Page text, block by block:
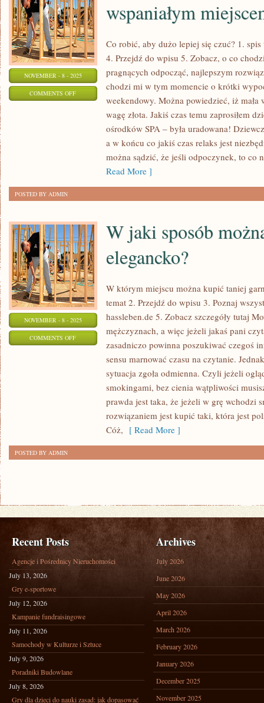
NOVEMBER - 8 - 2025
COMMENTS OFFON
wspaniałym
Co robić, aby dużo lepiej się czuć? 1.
4. Przejdź do wpisu 5. Zobacz, o co
pragnących odpocząć, najlepszym
chodzi mi w tym momencie o krótki
weekendowy. Można powiedzieć, iż mała
wagę złota. Jakiś czas temu zaprosiłem
ośrodków SPA – była uradowana!
a w końcu co jakiś czas relaks jest
można sądzić, że jeśli odpoczynek, to co
Read More ]
POSTED BY ADMIN
NOVEMBER - 8 - 2025
COMMENTS OFFON
ELEGANCKO?
W jaki sposób
elegancko?
W którym miejscu można kupić taniej
temat 2. Przejdź do wpisu 3. Poznaj
hassleben.de 5. Zobacz szczegóły tutaj
mężczyznach, a więc jeżeli jakaś pani
zasadniczo powinna poszukiwać czegoś
sensu marnować czasu na czytanie.
sytuacja zgoła odmienna. Czyli jeżeli
smokingami, bez cienia wątpliwości
prawda jest taka, że jeżeli w grę wchodzi
rozwiązaniem jest kupić taki, która jest
Cóż, [ Read More ]
POSTED BY ADMIN
Recent Posts
Agencje i Pośrednicy Nieruchomości
July 13, 2026
Gry e-sportowe
July 12, 2026
Kampanie fundraisingowe
July 11, 2026
Samochody w Kulturze i Sztuce
July 9, 2026
Poradniki Budowlane
July 8, 2026
Gry dla dzieci do nauki zasad: jak dopasować
Archives
July 2026
June 2026
May 2026
April 2026
March 2026
February 2026
January 2026
December 2025
November 2025